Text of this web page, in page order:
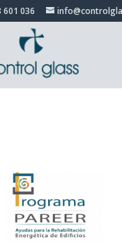
601 036